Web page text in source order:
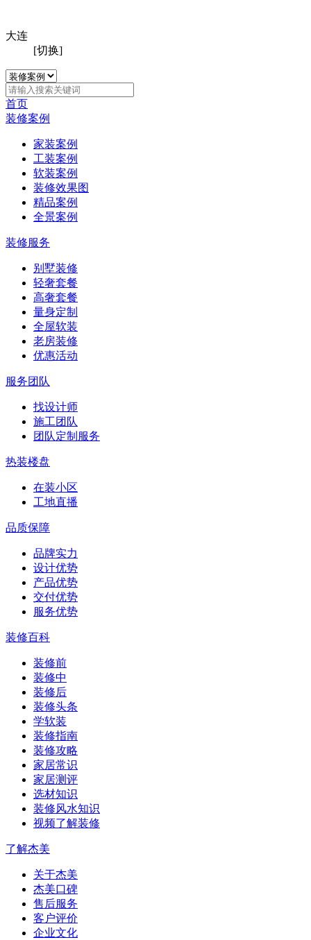
大连
[切换]
首页
装修案例
家装案例
工装案例
软装案例
装修效果图
精品案例
全景案例
装修服务
别墅装修
轻奢套餐
高奢套餐
量身定制
全屋软装
老房装修
优惠活动
服务团队
找设计师
施工团队
团队定制服务
热装楼盘
在装小区
工地直播
品质保障
品牌实力
设计优势
产品优势
交付优势
服务优势
装修百科
装修前
装修中
装修后
装修头条
学软装
装修指南
装修攻略
家居常识
家居测评
选材知识
装修风水知识
视频了解装修
了解杰美
关于杰美
杰美口碑
售后服务
客户评价
企业文化